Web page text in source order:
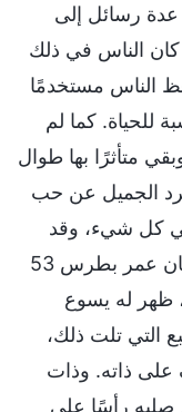
عدة رسائل إلى
كان الناس في ذلك
الناس مستخدمًا
للحياة. كما لم
متأثرًا بها طوال
يرد الجميل عن حب
كل شيء، وقد
وافق يسوع على ذلك، ولذلك عندما كان عمر بطرس 53
ظهر له يسوع
التي تلت ذلك،
ذاته. وذات
صلبه رأسًا على